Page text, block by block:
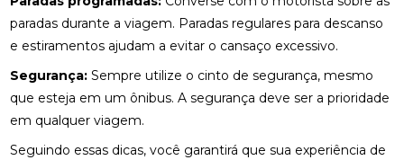
paradas durante a viagem. Paradas regulares para descanso
e estiramentos ajudam a evitar o cansaço excessivo.
Segurança: Sempre utilize o cinto de segurança, mesmo
que esteja em um ônibus. A segurança deve ser a prioridade
em qualquer viagem.
Seguindo essas dicas, você garantirá que sua experiência de